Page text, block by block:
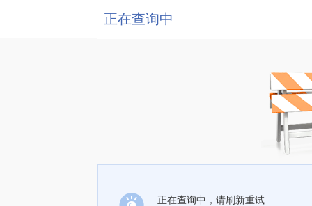
正在查询中
正在查询中，请刷新重试